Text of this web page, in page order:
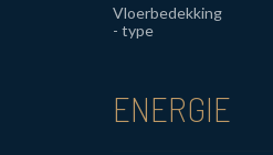
Vloerbedekking
- type
ENERGIE